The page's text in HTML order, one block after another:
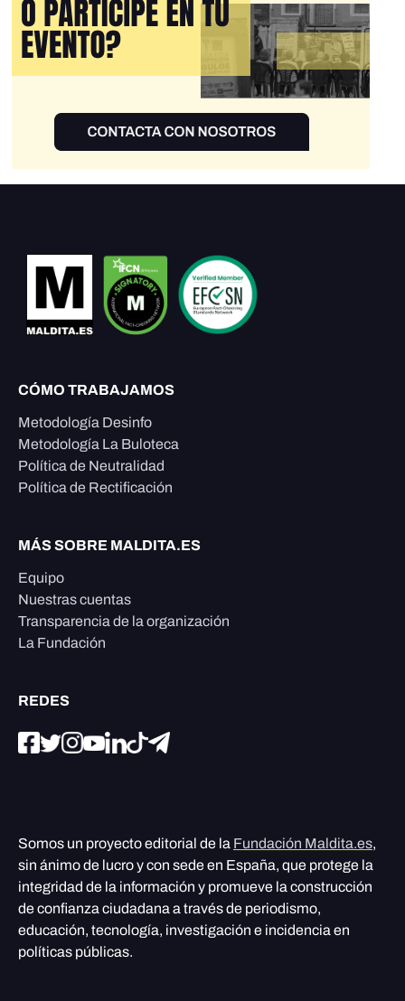
CÓMO TRABAJAMOS
Metodología Desinfo
Metodología La Buloteca
Política de Neutralidad
Política de Rectificación
MÁS SOBRE MALDITA.ES
Equipo
Nuestras cuentas
Transparencia de la organización
La Fundación
REDES
Somos un proyecto editorial de la Fundación Maldita.es,
sin ánimo de lucro y con sede en España, que protege la
integridad de la información y promueve la construcción
de confianza ciudadana a través de periodismo,
educación, tecnología, investigación e incidencia en
políticas públicas.